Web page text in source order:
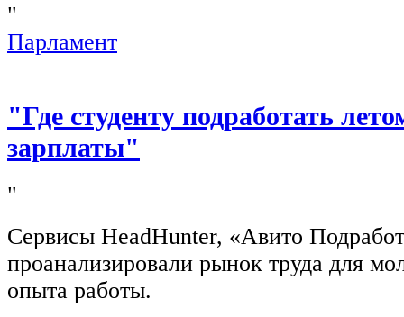
"
Парламент
"Где студенту подработать
зарплаты"
"
Сервисы HeadHunter, «Авито
проанализировали рынок труда для
опыта работы.